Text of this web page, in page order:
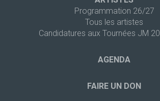
Programmation 26/27
Tous les artistes
Candidatures aux Tournées JM
AGENDA
FAIRE UN DON